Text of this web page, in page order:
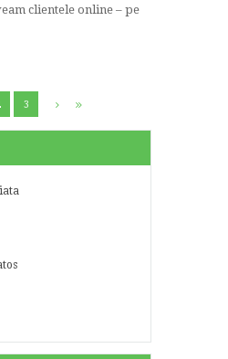
clientele online – pe
3